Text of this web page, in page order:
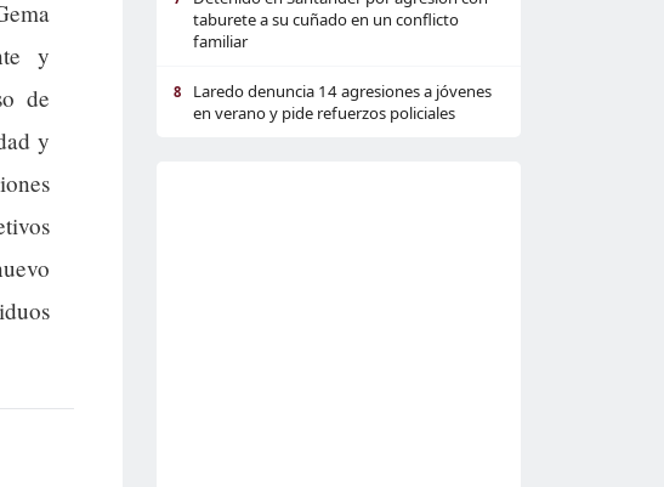
y
de
y
taburete a su cuñado en un conflicto
familiar
8
Laredo denuncia 14 agresiones a jóvenes
en verano y pide refuerzos policiales